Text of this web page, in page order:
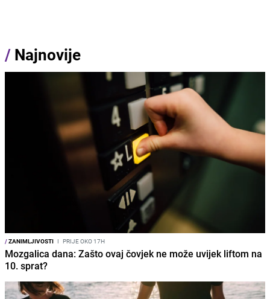
/ Najnovije
/ZANIMLJIVOSTI I PRIJE OKO 17H
Mozgalica dana: Zašto ovaj čovjek ne može uvijek liftom na
10. sprat?